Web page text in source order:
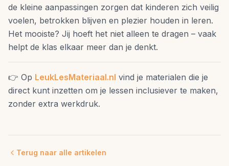
de kleine aanpassingen zorgen dat kinderen zich veilig
voelen, betrokken blijven en plezier houden in leren.
Het mooiste? Jij hoeft het niet alleen te dragen – vaak
helpt de klas elkaar meer dan je denkt.
👉 Op LeukLesMateriaal.nl vind je materialen die je
direct kunt inzetten om je lessen inclusiever te maken,
zonder extra werkdruk.
Terug naar alle artikelen